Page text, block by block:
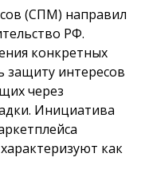
(СПМ) направил
РФ.
конкретных
защиту интересов
через
Инициатива
как